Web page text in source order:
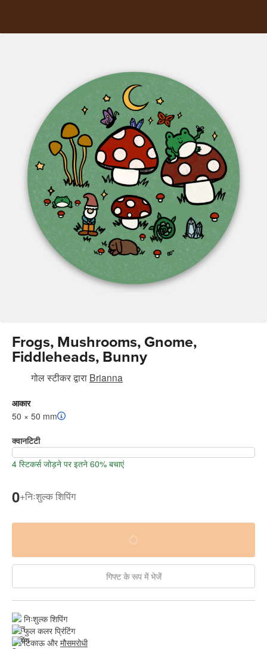
Frogs, Mushrooms, Gnome,
Fiddleheads, Bunny
गोल स्टीकरद्वारा Brianna
आकार
50 × 50 mm
क्वानटिटी
4 स्टिकर्स जोड़ने पर इतने 60% बचाएं
0+निःशुल्क शिपिंग
गिफ्ट के रूप में भेजें
निःशुल्क शिपिंग
फुल कलर प्रिंटिंग
टिकाऊ और मौसमरोधी